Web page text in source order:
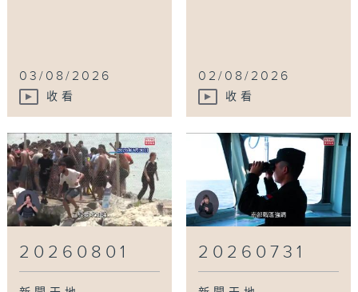
03/08/2026
收看
02/08/2026
收看
20260801 20260731